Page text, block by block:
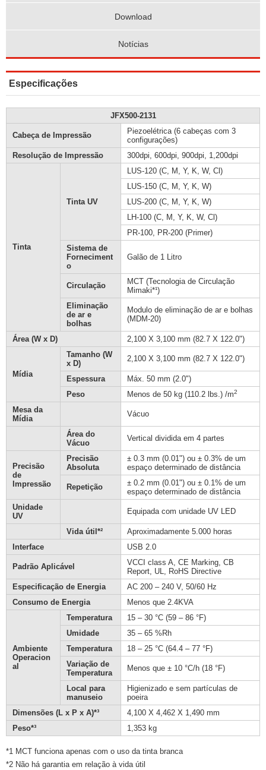
Download
Notícias
Especificações
JFX500-2131
Cabeça de Impressão
Piezoelétrica (6 cabeças com 3
configurações)
Resolução de Impressão
300dpi, 600dpi, 900dpi, 1,200dpi
Tinta
Tinta UV
LUS-120 (C, M, Y, K, W, Cl)
LUS-150 (C, M, Y, K, W)
LUS-200 (C, M, Y, K, W)
LH-100 (C, M, Y, K, W, Cl)
PR-100, PR-200 (Primer)
Sistema de
Forneciment
o
Galão de 1 Litro
Circulação
MCT (Tecnologia de Circulação
Mimaki*¹)
Eliminação
de ar e
bolhas
Modulo de eliminação de ar e bolhas
(MDM-20)
Área (W x D) 2,100 X 3,100 mm (82.7 X 122.0")
Mídia
Tamanho (W
x D)
2,100 X 3,100 mm (82.7 X 122.0")
Espessura
Máx. 50 mm (2.0")
Peso
Menos de 50 kg (110.2 lbs.) /m2
Mesa da
Mídia
Vácuo
Área do
Vácuo
Vertical dividida em 4 partes
Precisão
de
Impressão
Precisão
Absoluta
± 0.3 mm (0.01") ou ± 0.3% de um
espaço determinado de distância
Repetição
± 0.2 mm (0.01") ou ± 0.1% de um
espaço determinado de distância
Unidade
UV
Equipada com unidade UV LED
Vida útil*²
Aproximadamente 5.000 horas
Interface
USB 2.0
Padrão Aplicável
VCCI class A, CE Marking, CB
Report, UL, RoHS Directive
Especificação de Energia
AC 200 – 240 V, 50/60 Hz
Consumo de Energia
Menos que 2.4KVA
Ambiente
Operacion
al
Temperatura
15 – 30 °C (59 – 86 °F)
Umidade
35 – 65 %Rh
Temperatura
18 – 25 °C (64.4 – 77 °F)
Variação de
Temperatura
Menos que ± 10 °C/h (18 °F)
Local para
manuseio
Higienizado e sem partículas de
poeira
Dimensões (L x P x A)*³
4,100 X 4,462 X 1,490 mm
Peso*³
1,353 kg
*1 MCT funciona apenas com o uso da tinta branca
*2 Não há garantia em relação à vida útil